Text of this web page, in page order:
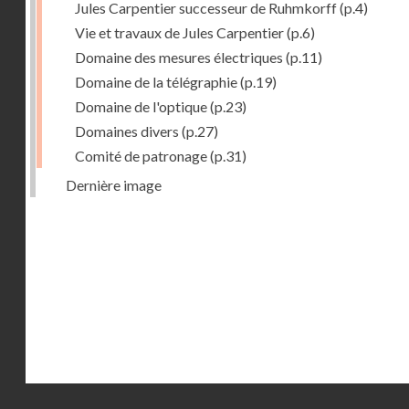
Jules Carpentier successeur de Ruhmkorff(p.4)
Vie et travaux de Jules Carpentier(p.6)
Domaine des mesures électriques (p.11)
Domaine de la télégraphie(p.19)
Domaine de l'optique(p.23)
Domaines divers (p.27)
Comité de patronage(p.31)
Dernière image